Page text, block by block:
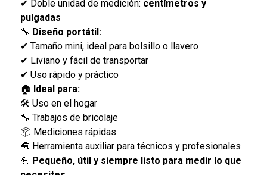
✔ Doble unidad de medición: centímetros y
pulgadas
🔧 Diseño portátil:
✔ Tamaño mini, ideal para bolsillo o llavero
✔ Liviano y fácil de transportar
✔ Uso rápido y práctico
🏠 Ideal para:
🛠️ Uso en el hogar
🔧 Trabajos de bricolaje
📦 Mediciones rápidas
🧰 Herramienta auxiliar para técnicos y profesionales
💪 Pequeño, útil y siempre listo para medir lo que